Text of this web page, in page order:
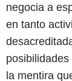
negocia a
en tanto
la mentira